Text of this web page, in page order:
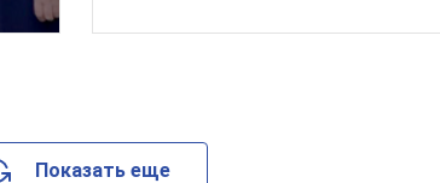
Показать еще